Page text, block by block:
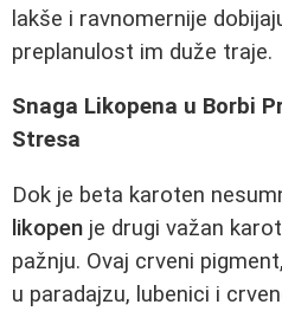
lakše i ravnomernije
preplanulost im duže traje.
Snaga Likopena u Borbi
Stresa
Dok je beta karoten
likopen je drugi važan
pažnju. Ovaj crveni
u paradajzu, lubenici i